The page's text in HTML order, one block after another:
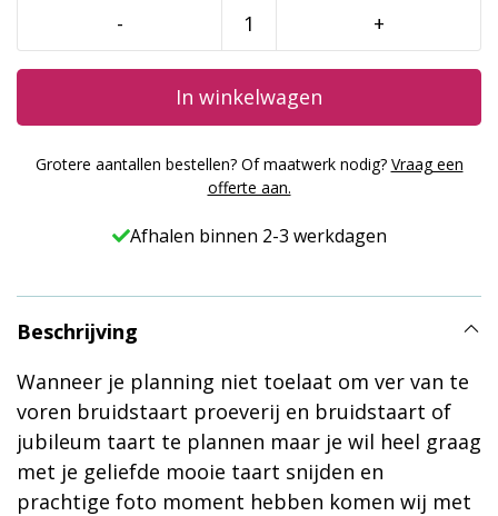
-
2
Zomer
aantal
+
In winkelwagen
Grotere aantallen bestellen? Of maatwerk nodig? Vraag een
offerte aan.
Afhalen binnen 2-3 werkdagen
Beschrijving
Wanneer je planning niet toelaat om ver van te
voren bruidstaart proeverij en bruidstaart of
jubileum taart te plannen maar je wil heel graag
met je geliefde mooie taart snijden en
prachtige foto moment hebben komen wij met